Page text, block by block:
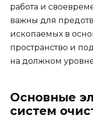
работа и
важны для
ископаемых в
пространство и
на должном
Основные
систем